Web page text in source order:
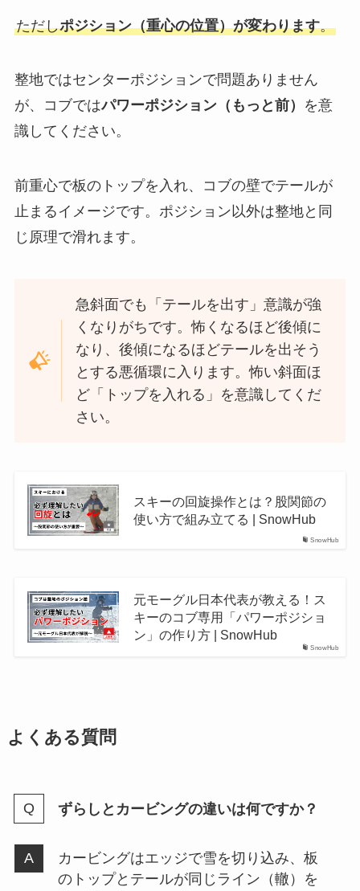
ただしポジション（重心の位置）が変わります。
整地ではセンターポジションで問題ありません
が、コブではパワーポジション（もっと前）
を意
識してください。
前重心で板のトップを入れ、コブの壁でテールが
止まるイメージです。ポジション以外は整地と同
じ原理で滑れます。
急斜面でも「テールを出す」意識が強
くなりがちです。怖くなるほど後傾に
なり、後傾になるほどテールを出そう
とする悪循環に入ります。怖い斜面ほ
ど「トップを入れる」を意識してくだ
さい。
SnowHub
スキーの回旋操作とは？股関節の
使い方で組み立てる | SnowHub
SnowHub
元モーグル日本代表が教える！ス
キーのコブ専用「パワーポジショ
ン」の作り方 | SnowHub
よくある質問
ずらしとカービングの違いは何ですか？
カービングはエッジで雪を切り込み、板
のトップとテールが同じライン（轍）を